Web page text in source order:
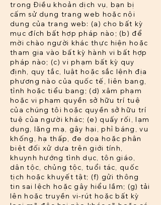
trong Điều khoản dịch vụ, bạn bị
cấm sử dụng trang web hoặc nội
dung của trang web: (a) cho bất kỳ
mục đích bất hợp pháp nào; (b) để
mời chào người khác thực hiện hoặc
tham gia vào bất kỳ hành vi bất hợp
pháp nào; (c) vi phạm bất kỳ quy
định, quy tắc, luật hoặc sắc lệnh địa
phương nào của quốc tế, liên bang,
tỉnh hoặc tiểu bang; (d) xâm phạm
hoặc vi phạm quyền sở hữu trí tuệ
của chúng tôi hoặc quyền sở hữu trí
tuệ của người khác; (e) quấy rối, lạm
dụng, lăng mạ, gây hại, phỉ báng, vu
khống, hạ thấp, đe dọa hoặc phân
biệt đối xử dựa trên giới tính,
khuynh hướng tình dục, tôn giáo,
dân tộc, chủng tộc, tuổi tác, quốc
tịch hoặc khuyết tật; (f) gửi thông
tin sai lệch hoặc gây hiểu lầm; (g) tải
lên hoặc truyền vi-rút hoặc bất kỳ